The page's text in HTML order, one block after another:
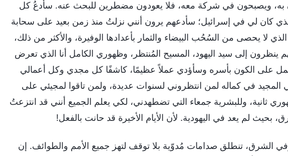
به، ويصبحون في شركة معه، فلا يعودون مضطرين للبحث عنه. سأدعُ كل
الذي كان لي في إسرائيل؛ سأدعهم يرون أنني نزلتُ منذ زمن بعيد على سحابة
لا يحصى من السُحُب البيضاء والثمار بأعدادها الوفيرة، والأكثر من ذلك،
ينظرون إلى سيد اليهود، المسيح المُنتظر، وظهوري الكامل أنا الذي تعرض
على الكون بأسره وسأؤدي عملاً عظيمًا، كاشفًا كل مجدي وكل أعمالي
المجيد في كماله لمن انتظروني لسنوات عديدة، ولمن تاقوا لمجيئي على
ثانية، وللبشرية جمعاء التي تضطهدني، لكي يعلم الجميع أنني قد انتزعتُ
لم يعد في اليهودية. لأن الأيام الأخيرة قد حانت بالفعل!
الشرق، تنطلق صدامات مُدوّية بلا توقف لتهز جميع الأمم والطوائف. إن